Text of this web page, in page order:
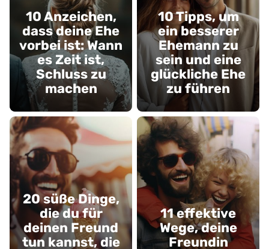
10 Anzeichen,
dass deine Ehe
vorbei ist: Wann
es Zeit ist,
Schluss zu
machen
10 Tipps, um
ein besserer
Ehemann zu
sein und eine
glückliche Ehe
zu führen
20 süße Dinge,
die du für
deinen Freund
tun kannst, die
11 effektive
Wege, deine
Freundin